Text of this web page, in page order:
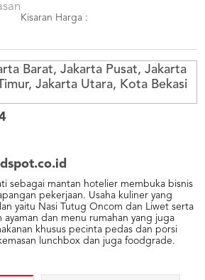
Kisaran Harga :
Barat, Jakarta Pusat, Jakarta
Jakarta Utara, Kota Bekasi
sebagai mantan hotelier membuka bisnis
pekerjaan. Usaha kuliner yang
yaitu Nasi Tutug Oncom dan Liwet serta
ayaman dan menu rumahan yang juga
khusus pecinta pedas dan porsi
lunchbox dan juga foodgrade.